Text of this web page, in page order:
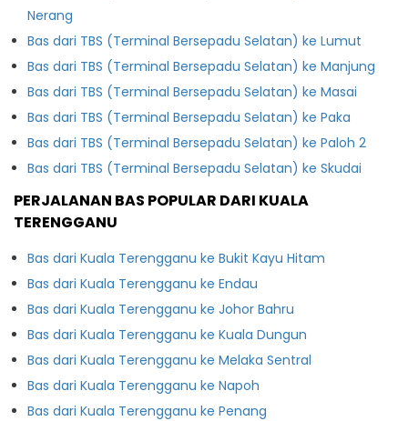
Nerang
Bas dari TBS (Terminal Bersepadu Selatan) ke Lumut
Bas dari TBS (Terminal Bersepadu Selatan) ke Manjung
Bas dari TBS (Terminal Bersepadu Selatan) ke Masai
Bas dari TBS (Terminal Bersepadu Selatan) ke Paka
Bas dari TBS (Terminal Bersepadu Selatan) ke Paloh 2
Bas dari TBS (Terminal Bersepadu Selatan) ke Skudai
PERJALANAN BAS POPULAR DARI KUALA
TERENGGANU
Bas dari Kuala Terengganu ke Bukit Kayu Hitam
Bas dari Kuala Terengganu ke Endau
Bas dari Kuala Terengganu ke Johor Bahru
Bas dari Kuala Terengganu ke Kuala Dungun
Bas dari Kuala Terengganu ke Melaka Sentral
Bas dari Kuala Terengganu ke Napoh
Bas dari Kuala Terengganu ke Penang